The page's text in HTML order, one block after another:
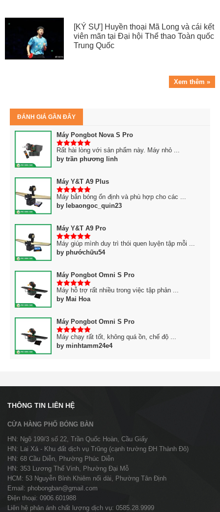
[KÝ SỰ] Huyền thoại Mã Long và cái kết
viên mãn tại Đại hội Thể thao Toàn quốc
Trung Quốc
Xem thêm »
ĐÁNH GIÁ GẦN ĐÂY
Máy Pongbot Nova S Pro
5trên 5
Rất hài lòng với sản phẩm này. Máy nhỏ ...
by trần phương linh
Máy Y&T A9 Plus
5trên 5
Máy bắn bóng ổn định và phù hợp cho các ...
by lebaongoc_quin23
Máy Y&T A9 Pro
5trên 5
Máy giúp mình duy trì thói quen luyện tập mỗi ...
by phướchữu54
Máy Pongbot Omni S Pro
5trên 5
Máy hỗ trợ rất nhiều trong việc tập phản ...
by Mai Hoa
Máy Pongbot Omni S Pro
5trên 5
Máy chạy rất tốt, không quá ồn, chế độ ...
by minhtamm24e4
THÔNG TIN LIÊN HỆ
CỬA HÀNG PHỐ BÓNG BÀN
HN: Ngõ 199/3 số 22, Trần Quốc Hoàn, Cầu Giấy
HN: Lai Xá - Khu đất dịch vụ Trũng (cạnh trường ĐH Thành Đô)
HN: 68 Cầu Diễn, Phường Phúc Diễn
HN: 353 Lương Thế Vinh, Phường Đại Mỗ
HCM: 53 Nguyễn Bỉnh Khiêm nối dài, Phường Tân Định
Email: phobongban@gmail.com
Điện thoại: 0906.601988
Liên hệ phản ánh chất lượng dịch vụ: 0585.28.9999